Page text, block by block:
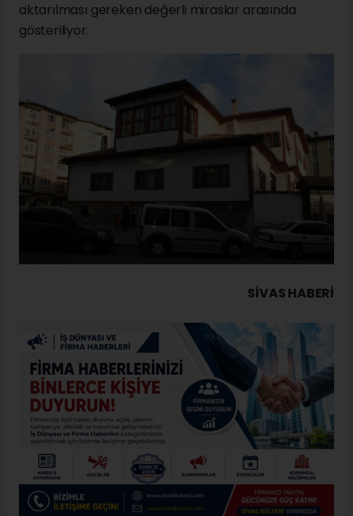
aktarılması gereken değerli miraslar arasında
gösteriliyor.
SIVAS HABERİ